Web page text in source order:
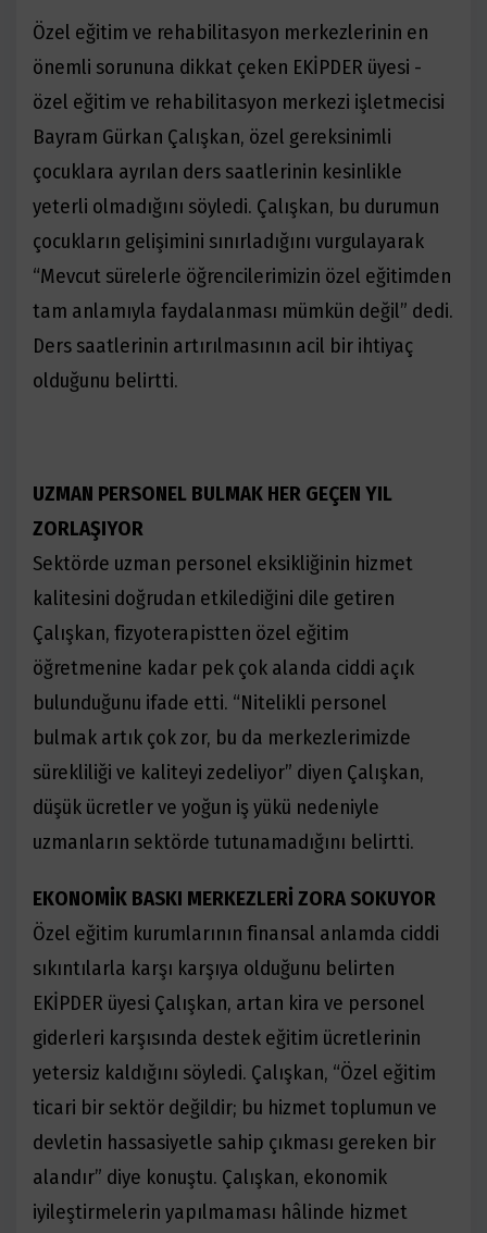
Özel eğitim ve rehabilitasyon merkezlerinin en
önemli sorununa dikkat çeken EKİPDER üyesi -
özel eğitim ve rehabilitasyon merkezi işletmecisi
Bayram Gürkan Çalışkan, özel gereksinimli
çocuklara ayrılan ders saatlerinin kesinlikle
yeterli olmadığını söyledi. Çalışkan, bu durumun
çocukların gelişimini sınırladığını vurgulayarak
“Mevcut sürelerle öğrencilerimizin özel eğitimden
tam anlamıyla faydalanması mümkün değil” dedi.
Ders saatlerinin artırılmasının acil bir ihtiyaç
olduğunu belirtti.
UZMAN PERSONEL BULMAK HER GEÇEN YIL
ZORLAŞIYOR
Sektörde uzman personel eksikliğinin hizmet
kalitesini doğrudan etkilediğini dile getiren
Çalışkan, fizyoterapistten özel eğitim
öğretmenine kadar pek çok alanda ciddi açık
bulunduğunu ifade etti. “Nitelikli personel
bulmak artık çok zor, bu da merkezlerimizde
sürekliliği ve kaliteyi zedeliyor” diyen Çalışkan,
düşük ücretler ve yoğun iş yükü nedeniyle
uzmanların sektörde tutunamadığını belirtti.
EKONOMİK BASKI MERKEZLERİ ZORA SOKUYOR
Özel eğitim kurumlarının finansal anlamda ciddi
sıkıntılarla karşı karşıya olduğunu belirten
EKİPDER üyesi Çalışkan, artan kira ve personel
giderleri karşısında destek eğitim ücretlerinin
yetersiz kaldığını söyledi. Çalışkan, “Özel eğitim
ticari bir sektör değildir; bu hizmet toplumun ve
devletin hassasiyetle sahip çıkması gereken bir
alandır” diye konuştu. Çalışkan, ekonomik
iyileştirmelerin yapılmaması hâlinde hizmet